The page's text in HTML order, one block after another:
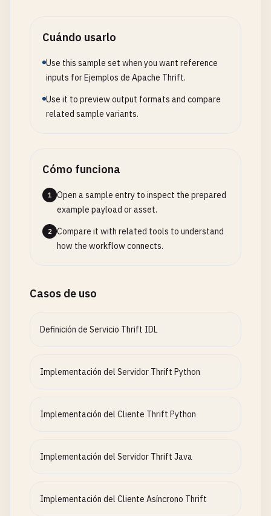
Cuándo usarlo
Use this sample set when you want reference
inputs for Ejemplos de Apache Thrift.
Use it to preview output formats and compare
related sample variants.
Cómo funciona
1
Open a sample entry to inspect the prepared
example payload or asset.
2
Compare it with related tools to understand
how the workflow connects.
Casos de uso
Definición de Servicio Thrift IDL
Implementación del Servidor Thrift Python
Implementación del Cliente Thrift Python
Implementación del Servidor Thrift Java
Implementación del Cliente Asíncrono Thrift